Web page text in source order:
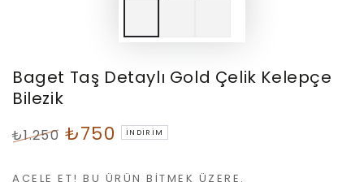
Baget Taş Detaylı Gold Çelik Kelepçe
Bilezik
₺1.250 ₺750 İNDIRIM
ACELE ET! BU ÜRÜN BITMEK ÜZERE.